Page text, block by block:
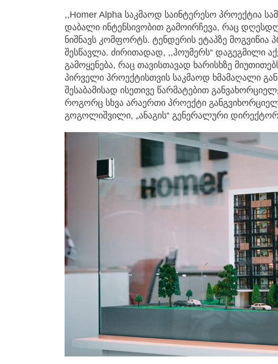
,,Homer Alpha საკმაოდ საინტერესო პროექტია
დაბალი ინტენსივობით გამოირჩევა, რაც
ნიშნავს კომფორტს. ტენდერის ეტაპზე
შესწავლა. ძირითადად, ,,ჰოუმერს“ დაგეგმილი
გამოყენება, რაც თავისთავად ხარისხზე
პირველი პროექტისთვის საკმაოდ ხმამაღალი
შესაბამისად ისეთივე წარმატებით
როგორც სხვა არაერთი პროექტი
გოგოლიშვილი, „ანაგის“ გენერალური